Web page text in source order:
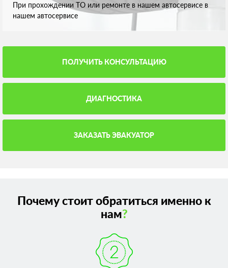
При прохождении ТО или ремонте в нашем автосервисе в
нашем автосервисе
ПОЛУЧИТЬ КОНСУЛЬТАЦИЮ
ДИАГНОСТИКА
ЗАКАЗАТЬ ЭВАКУАТОР
Почему стоит обратиться именно к
нам?